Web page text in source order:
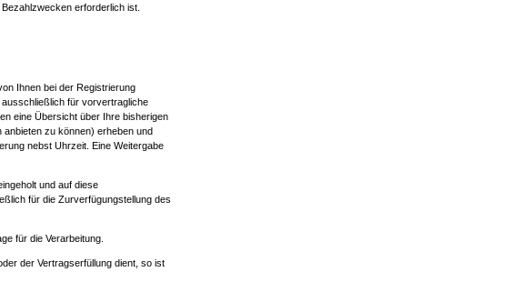
erforderlich ist.
Ihnen bei der Registrierung
für vorvertragliche
eine Übersicht über Ihre bisherigen
anbieten zu können) erheben und
nebst Uhrzeit. Eine Weitergabe
und auf diese
für die Zurverfügungstellung des
für die Verarbeitung.
der Vertragserfüllung dient, so ist